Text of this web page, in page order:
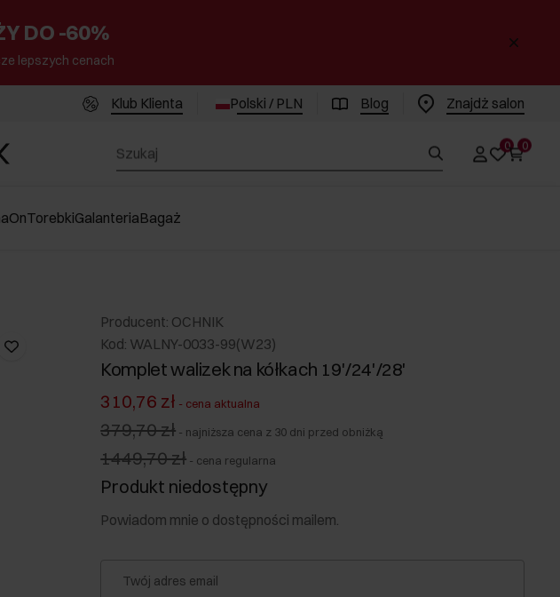
DO -60%
lepszych cenach
Klub Klienta Polski / PLN Blog Znajdż salon
0 0
OnTorebkiGalanteriaBagaż
Producent: OCHNIK
Kod: WALNY-0033-99(W23)
Komplet walizek na kółkach 19'/24'/28'
310,76 zł - cena aktualna
379,70 zł - najniższa cena z 30 dni przed obniżką
1449,70 zł - cena regularna
Produkt niedostępny
Powiadom mnie o dostępności mailem.
Twój adres email